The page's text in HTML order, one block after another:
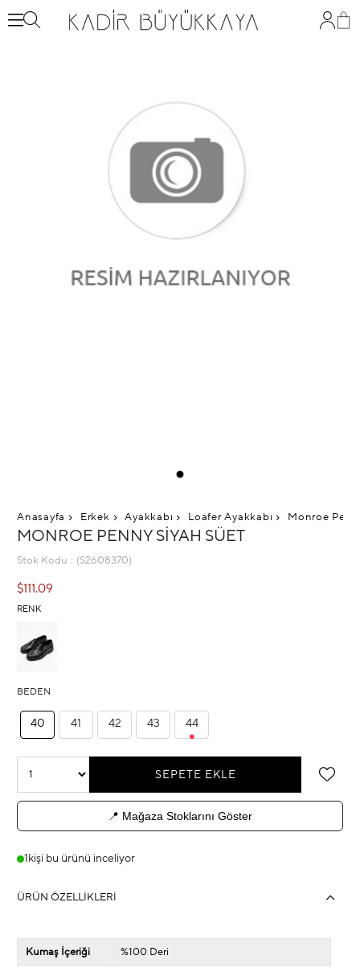
Anasayfa Erkek Ayakkabı Loafer Ayakkabı Monroe
MONROE PENNY SIYAH SÜET
Stok Kodu (S2608370)
$111.09
RENK
BEDEN
40 41 42 43 44
📍 Mağaza Stoklarını Göster
1 kişi bu ürünü inceliyor
ÜRÜN ÖZELLIKLERI
Kumaş İçeriği %100 Deri